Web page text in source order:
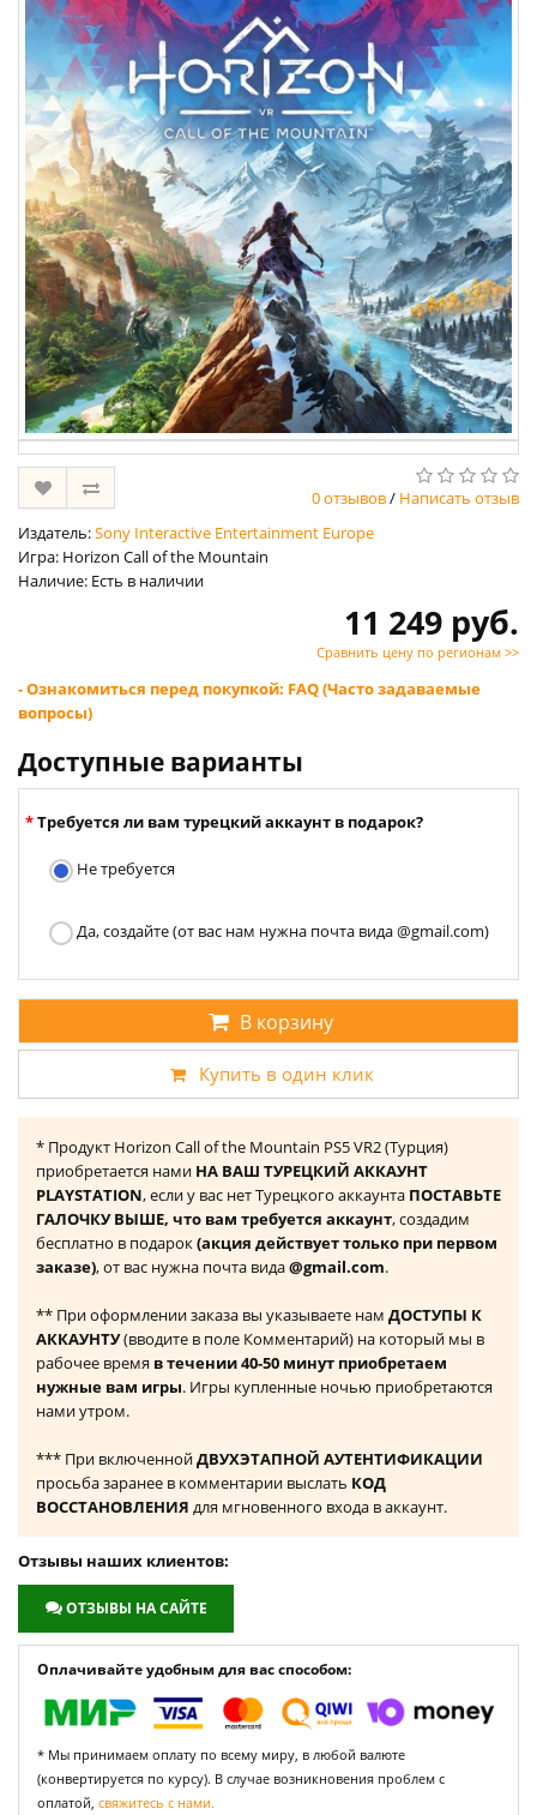
0 отзывов/ Написать отзыв
Издатель:Sony Interactive Entertainment Europe
Игра: Horizon Call of the Mountain
Наличие: Есть в наличии
11 249 руб.
Сравнить цену по регионам >>
- Ознакомиться перед покупкой: FAQ (Часто задаваемые
вопросы)
Доступные варианты
Требуется ли вам турецкий аккаунт в подарок?
Не требуется
Да, создайте (от вас нам нужна почта вида @gmail.com)
В корзину
Купить в один клик
* Продукт Horizon Call of the Mountain PS5 VR2 (Турция)
приобретается нами НА ВАШ ТУРЕЦКИЙ АККАУНТ
PLAYSTATION, если у вас нет Турецкого аккаунта ПОСТАВЬТЕ
ГАЛОЧКУ ВЫШЕ, что вам требуется аккаунт, создадим
бесплатно в подарок(акция действует только при первом
заказе), от вас нужна почта вида@gmail.com.
** При оформлении заказа вы указываете нам ДОСТУПЫ К
АККАУНТУ(вводите в поле Комментарий) на который мы в
рабочее время в течении 40-50 минут приобретаем
нужные вам игры. Игры купленные ночью приобретаются
нами утром.
*** При включеннойДВУХЭТАПНОЙ АУТЕНТИФИКАЦИИ
просьба заранее в комментарии выслать КОД
ВОССТАНОВЛЕНИЯ для мгновенного входа в аккаунт.
Отзывы наших клиентов:
ОТЗЫВЫ НА САЙТЕ
Оплачивайте удобным для вас способом:
* Мы принимаем оплату по всему миру, в любой валюте
(конвертируется по курсу). В случае возникновения проблем с
оплатой, свяжитесь с нами.